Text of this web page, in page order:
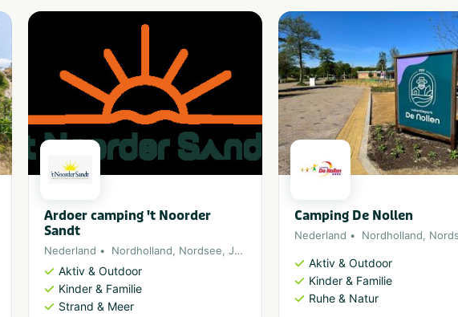
Ardoer camping 't Noorder
Sandt
Nederland Nordholland, Nordsee, Julianadorp
Aktiv & Outdoor
Kinder & Familie
Strand & Meer
Camping De Nollen
Nederland Nordholland,
Aktiv & Outdoor
Kinder & Familie
Ruhe & Natur